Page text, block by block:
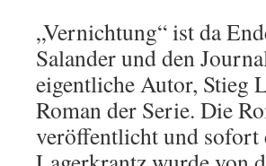
„Vernichtung“ ist da
Salander und den
eigentliche Autor, Stieg
Roman der Serie. Die
veröffentlicht und